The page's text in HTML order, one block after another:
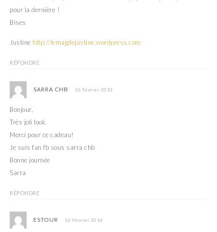
pour la dernière !
Bises
Justine http://lemagdejustine.wordpress.com
RÉPONDRE
SARRA CHB 16 février 2016
Bonjour,
Très joli look.
Merci pour ce cadeau!
Je suis fan fb sous sarra chb
Bonne journée
Sarra
RÉPONDRE
ESTOUR 16 février 2016